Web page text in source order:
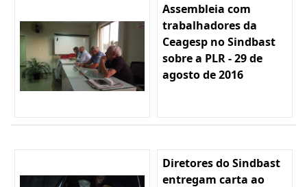
Assembleia com
trabalhadores da
Ceagesp no Sindbast
sobre a PLR - 29 de
agosto de 2016
Diretores do Sindbast
entregam carta ao